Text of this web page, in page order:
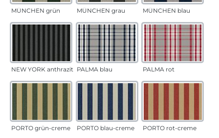
MÜNCHEN grün MÜNCHEN grau MÜNCHEN blau
NEW YORK anthrazit PALMA blau PALMA rot
PORTO grün-creme PORTO blau-creme PORTO rot-creme